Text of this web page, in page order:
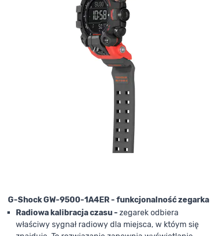
G-Shock GW-9500-1A4ER - funkcjonalność zegarka
Radiowa kalibracja czasu - zegarek odbiera
właściwy sygnał radiowy dla miejsca, w któym się